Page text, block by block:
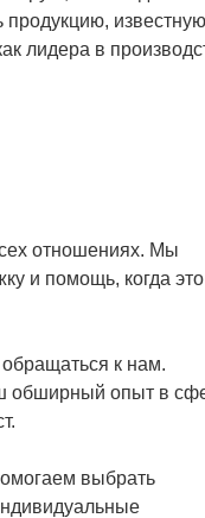
продукцию, известную
лидера в
отношениях. Мы
и помощь, когда это
к нам.
обширный опыт в
выбрать